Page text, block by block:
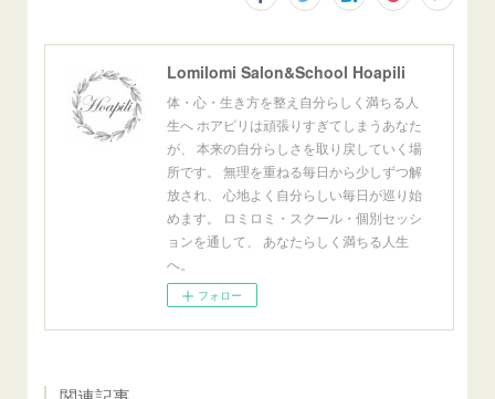
Lomilomi Salon&School Hoapili
体・心・生き方を整え自分らしく満ちる人
生へ ホアピリは頑張りすぎてしまうあなた
が、 本来の自分らしさを取り戻していく場
所です。 無理を重ねる毎日から少しずつ解
放され、 心地よく自分らしい毎日が巡り始
めます。 ロミロミ・スクール・個別セッシ
ョンを通して、 あなたらしく満ちる人生
へ。
フォロー